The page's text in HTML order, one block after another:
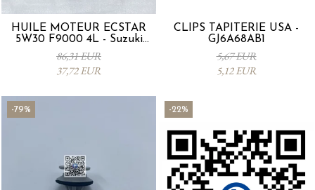
HUILE MOTEUR ECSTAR
5W30 F9000 4L - Suzuki
990R0-21E72-004
86,31 EUR
37,72 EUR
CLIPS TAPITERIE USA -
GJ6A68AB1
5,67 EUR
5,12 EUR
-79% -22%